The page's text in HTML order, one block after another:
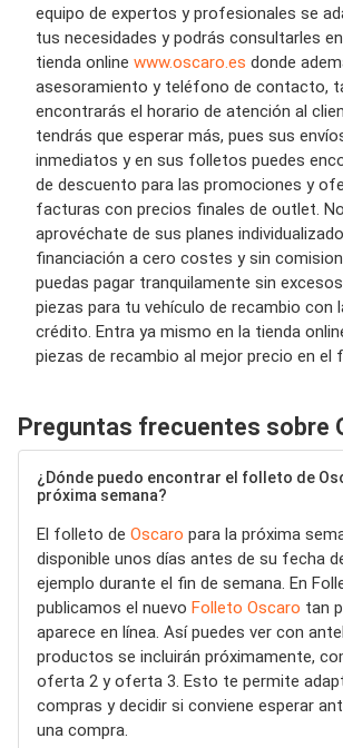
equipo de expertos y profesionales se
tus necesidades y podrás consultarles
tienda online www.oscaro.es donde
asesoramiento y teléfono de contacto,
encontrarás el horario de atención al
tendrás que esperar más, pues sus
inmediatos y en sus folletos puedes
de descuento para las promociones y
facturas con precios finales de outlet.
aprovéchate de sus planes
financiación a cero costes y sin
puedas pagar tranquilamente sin
piezas para tu vehículo de recambio con
crédito. Entra ya mismo en la tienda
piezas de recambio al mejor precio en el
Preguntas frecuentes sobre
¿Dónde puedo encontrar el folleto de
próxima semana?
El folleto de Oscaro para la próxima
disponible unos días antes de su fecha
ejemplo durante el fin de semana. En
publicamos el nuevo Folleto Oscaro tan
aparece en línea. Así puedes ver con
productos se incluirán próximamente,
oferta 2 y oferta 3. Esto te permite
compras y decidir si conviene esperar
una compra.